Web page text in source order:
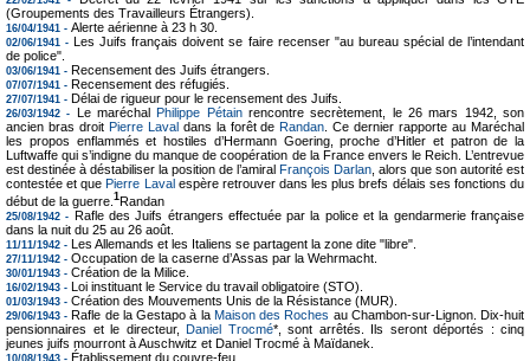
(Groupements des Travailleurs Étrangers).
16/04/1941 - Alerte aérienne à 23 h 30.
02/06/1941 - Les Juifs français doivent se faire recenser "au bureau spécial de l’intendant
de police".
03/06/1941 - Recensement des Juifs étrangers.
07/07/1941 - Recensement des réfugiés.
27/07/1941 - Délai de rigueur pour le recensement des Juifs.
26/03/1942 - Le maréchalPhilippe Pétainrencontre secrètement, le 26 mars 1942, son
ancien bras droit Pierre Lavaldans la forêt deRandan . Ce dernier rapporte au Maréchal
les propos enflammés et hostiles d’Hermann Goering, proche d’Hitler et patron de la
Luftwaffe qui s’indigne du manque de coopération de la France envers le Reich. L’entrevue
est destinée à déstabiliser la position de l’amiral François Darlan , alors que son autorité est
contestée et quePierre Lavalespère retrouver dans les plus brefs délais ses fonctions du
début de la guerre. 1Randan
25/08/1942 - Rafle des Juifs étrangers effectuée par la police et la gendarmerie française
dans la nuit du 25 au 26 août.
11/11/1942 - Les Allemands et les Italiens se partagent la zone dite "libre".
27/11/1942 - Occupation de la caserne d’Assas par la Wehrmacht.
30/01/1943 - Création de la Milice.
16/02/1943 - Loi instituant le Service du travail obligatoire (STO).
01/03/1943 - Création des Mouvements Unis de la Résistance (MUR).
29/06/1943 - Rafle de la Gestapo à la Maison des Roches au Chambon-sur-Lignon. Dix-huit
pensionnaires et le directeur, Daniel Trocmé*, sont arrêtés. Ils seront déportés : cinq
jeunes juifs mourront à Auschwitz et Daniel Trocmé à Maïdanek.
10/08/1943 - Établissement du couvre-feu.